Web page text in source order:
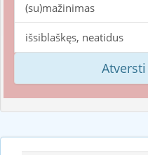
(su)mažinimas
išsiblaškęs, neatidus